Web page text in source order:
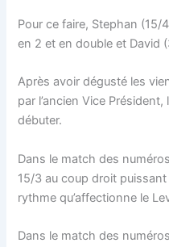
Pour ce faire, Stephan (15/
en 2 et en double et David
Après avoir dégusté les
par l’ancien Vice
débuter.
Dans le match des
15/3 au coup droit
rythme qu’affectionne le
Dans le match des